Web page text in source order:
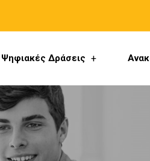
Ψηφιακές Δράσεις